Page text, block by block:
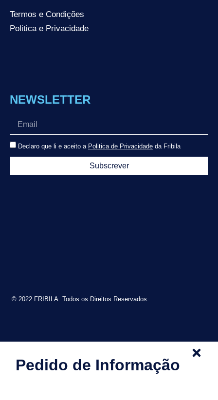
Termos e Condições
Politica e Privacidade
NEWSLETTER
Declaro que li e aceito a Politica de Privacidade da Fribila
Subscrever
© 2022 FRIBILA. Todos os Direitos Reservados.
Pedido de Informação